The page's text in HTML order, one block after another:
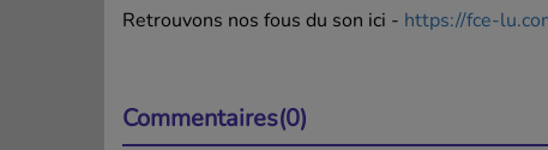
Retrouvons nos fous du son ici - https://fce-
Commentaires(0)